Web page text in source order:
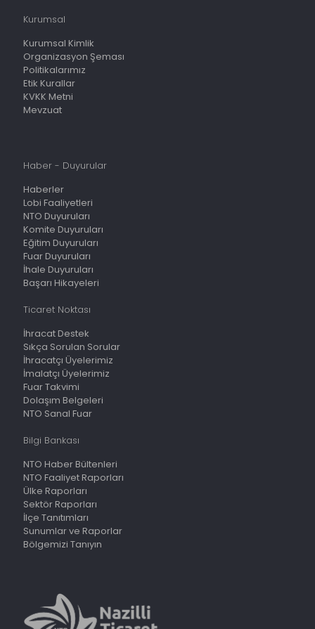
Kurumsal
Kurumsal Kimlik
Organizasyon Şeması
Politikalarımız
Etik Kurallar
KVKK Metni
Mevzuat
Haber - Duyurular
Haberler
Lobi Faaliyetleri
NTO Duyuruları
Komite Duyuruları
Eğitim Duyuruları
Fuar Duyuruları
İhale Duyuruları
Başarı Hikayeleri
Ticaret Noktası
İhracat Destek
Sıkça Sorulan Sorular
İhracatçı Üyelerimiz
İmalatçı Üyelerimiz
Fuar Takvimi
Dolaşım Belgeleri
NTO Sanal Fuar
Bilgi Bankası
NTO Haber Bültenleri
NTO Faaliyet Raporları
Ülke Raporları
Sektör Raporları
İlçe Tanıtımları
Sunumlar ve Raporlar
Bölgemizi Tanıyın